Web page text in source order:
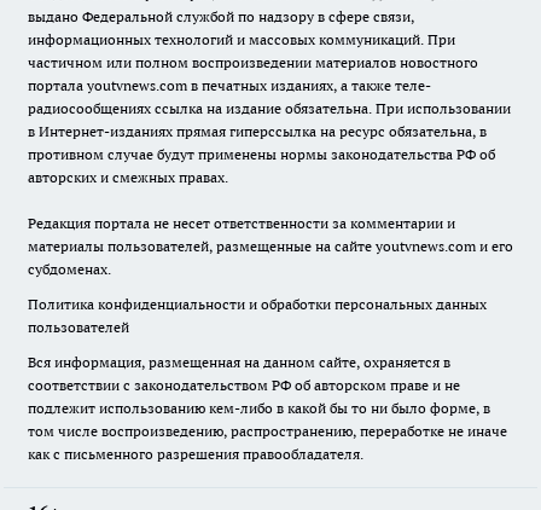
выдано Федеральной службой по надзору в сфере связи,
информационных технологий и массовых коммуникаций. При
частичном или полном воспроизведении материалов новостного
портала youtvnews.com в печатных изданиях, а также теле-
радиосообщениях ссылка на издание обязательна. При использовании
в Интернет-изданиях прямая гиперссылка на ресурс обязательна, в
противном случае будут применены нормы законодательства РФ об
авторских и смежных правах.
Редакция портала не несет ответственности за комментарии и
материалы пользователей, размещенные на сайте youtvnews.com и его
субдоменах.
Политика конфиденциальности и обработки персональных данных
пользователей
Вся информация, размещенная на данном сайте, охраняется в
соответствии с законодательством РФ об авторском праве и не
подлежит использованию кем-либо в какой бы то ни было форме, в
том числе воспроизведению, распространению, переработке не иначе
как с письменного разрешения правообладателя.